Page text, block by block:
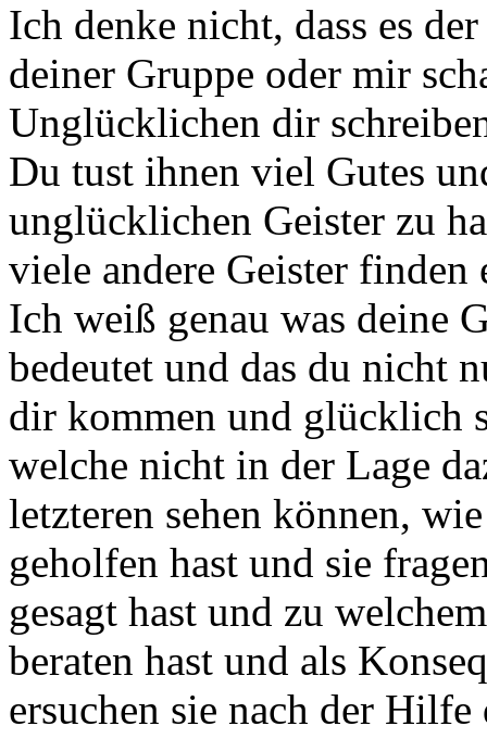
Ich denke nicht, dass es
deiner Gruppe oder mir
Unglücklichen dir
Du tust ihnen viel Gutes
unglücklichen Geister zu
viele andere Geister finden
Ich weiß genau was deine
bedeutet und das du nicht
dir kommen und glücklich
welche nicht in der Lage
letzteren sehen können,
geholfen hast und sie
gesagt hast und zu
beraten hast und als
ersuchen sie nach der Hilfe